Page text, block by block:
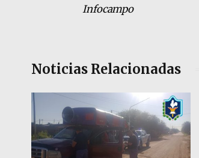
Infocampo
Noticias Relacionadas